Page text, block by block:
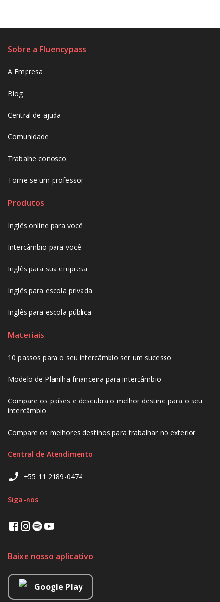
Sobre a Fluencypass
A Empresa
Blog
Central de ajuda
Comunidade
Trabalhe conosco
Torne-se um professor
Produtos
Inglês online para você
Intercâmbio para você
Inglês para sua empresa
Inglês para escola privada
Inglês para escola pública
Materiais
10 passos para o seu intercâmbio ser um sucesso
Modelo de Planilha financeira para intercâmbio
Compare os países e descubra o melhor destino para o seu
intercâmbio
Compare os melhores destinos para trabalhar no exterior
Central de Atendimento
+55 11 2189-0474
Siga-nos
Baixe nosso aplicativo
Google Play